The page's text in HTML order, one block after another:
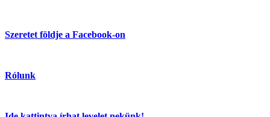
Szeretet földje a Facebook-on
Rólunk